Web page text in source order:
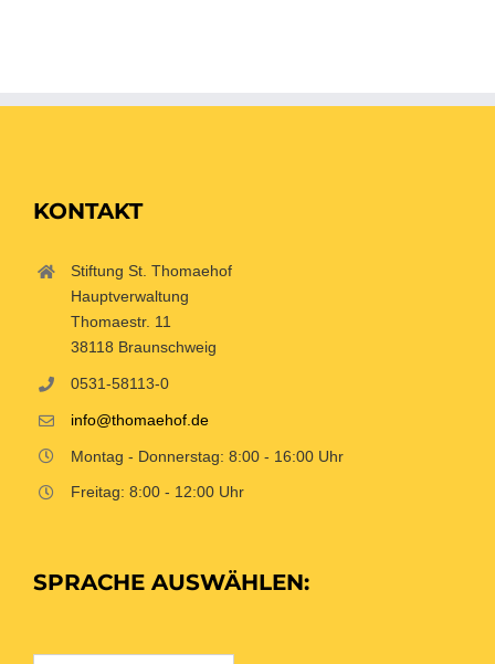
KONTAKT
Stiftung St. Thomaehof
Hauptverwaltung
Thomaestr. 11
38118 Braunschweig
0531-58113-0
info@thomaehof.de
Montag - Donnerstag: 8:00 - 16:00 Uhr
Freitag: 8:00 - 12:00 Uhr
SPRACHE AUSWÄHLEN: